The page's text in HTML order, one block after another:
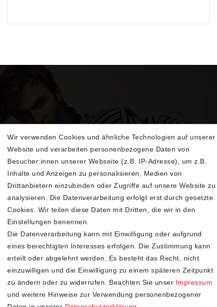
Sehen Sie sich unsere neu eingetroffenen
Highlights an
SHOP
Impressum
Daten­schutz­erklärung
Wir verwenden Cookies und ähnliche Technologien auf unserer
Website und verarbeiten personenbezogene Daten von
Besucher:innen unserer Webseite (z.B. IP-Adresse), um z.B.
Inhalte und Anzeigen zu personalisieren, Medien von
Drittanbietern einzubinden oder Zugriffe auf unsere Website zu
analysieren. Die Datenverarbeitung erfolgt erst durch gesetzte
Cookies. Wir teilen diese Daten mit Dritten, die wir in den
Einstellungen benennen.
Die Datenverarbeitung kann mit Einwilligung oder aufgrund
eines berechtigten Interesses erfolgen. Die Zustimmung kann
erteilt oder abgelehnt werden. Es besteht das Recht, nicht
einzuwilligen und die Einwilligung zu einem späteren Zeitpunkt
zu ändern oder zu widerrufen. Beachten Sie unser Impressum
und weitere Hinweise zur Verwendung personenbezogener